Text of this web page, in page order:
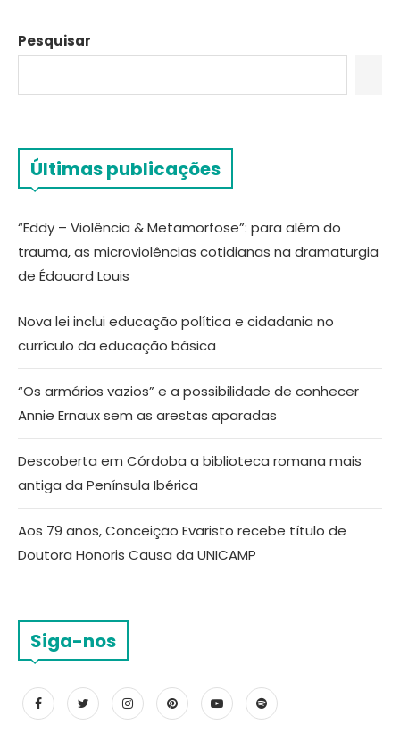
Pesquisar
Últimas publicações
“Eddy – Violência & Metamorfose”: para além do
trauma, as microviolências cotidianas na dramaturgia
de Édouard Louis
Nova lei inclui educação política e cidadania no
currículo da educação básica
“Os armários vazios” e a possibilidade de conhecer
Annie Ernaux sem as arestas aparadas
Descoberta em Córdoba a biblioteca romana mais
antiga da Península Ibérica
Aos 79 anos, Conceição Evaristo recebe título de
Doutora Honoris Causa da UNICAMP
Siga-nos